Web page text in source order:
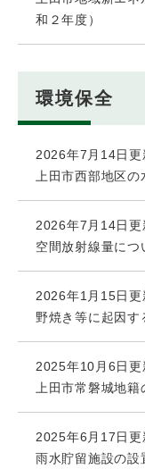
和２年度）
環境保全
2026年7月14日更
上田市西部地区の
2026年7月14日更
空間放射線量につ
2026年1月15日更
野焼き等に起因す
2025年10月6日更
上田市常磐城地籍
2025年6月17日更
雨水貯留施設の設